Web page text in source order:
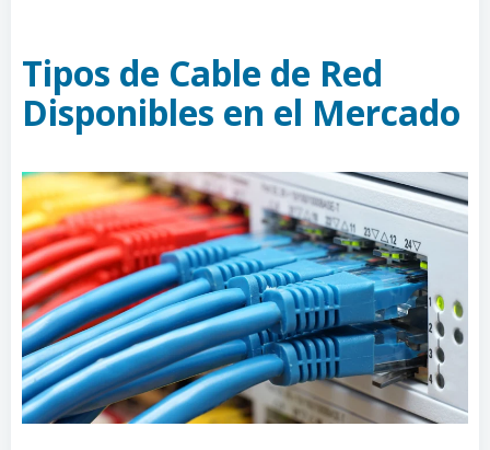
Tipos de Cable de Red
Disponibles en el Mercado